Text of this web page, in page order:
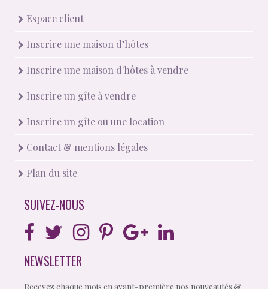
Espace client
Inscrire une maison d’hôtes
Inscrire une maison d'hôtes à vendre
Inscrire un gîte à vendre
Inscrire un gîte ou une location
Contact & mentions légales
Plan du site
SUIVEZ-NOUS
NEWSLETTER
Recevez chaque mois en avant-première nos nouveautés &